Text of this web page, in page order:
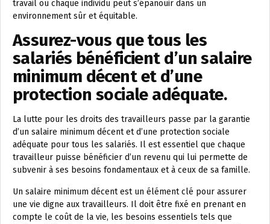
travail où chaque individu peut s’épanouir dans un
environnement sûr et équitable.
Assurez-vous que tous les
salariés bénéficient d’un salaire
minimum décent et d’une
protection sociale adéquate.
La lutte pour les droits des travailleurs passe par la garantie
d’un salaire minimum décent et d’une protection sociale
adéquate pour tous les salariés. Il est essentiel que chaque
travailleur puisse bénéficier d’un revenu qui lui permette de
subvenir à ses besoins fondamentaux et à ceux de sa famille.
Un salaire minimum décent est un élément clé pour assurer
une vie digne aux travailleurs. Il doit être fixé en prenant en
compte le coût de la vie, les besoins essentiels tels que